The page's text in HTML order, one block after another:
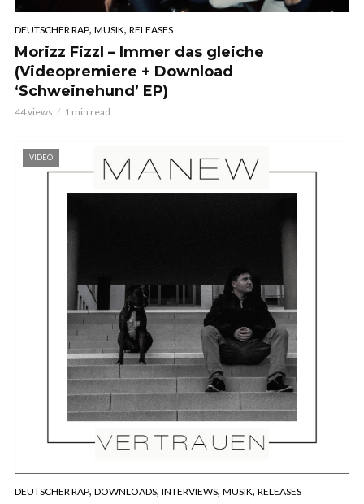
DEUTSCHER RAP, MUSIK, RELEASES
Morizz Fizzl – Immer das gleiche
(Videopremiere + Download
‘Schweinehund’ EP)
44 views 1 min read
VIDEO
DEUTSCHER RAP, DOWNLOADS, INTERVIEWS, MUSIK, RELEASES